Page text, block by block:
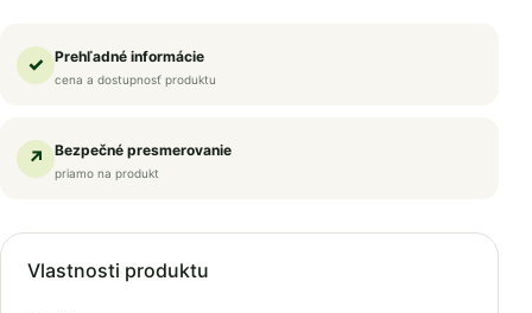
✓ Prehľadné informácie
cena a dostupnosť produktu
↗ Bezpečné presmerovanie
priamo na produkt
Vlastnosti produktu